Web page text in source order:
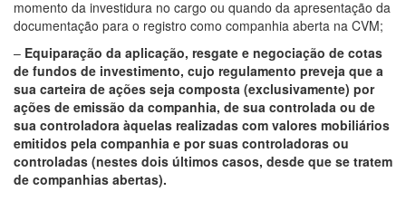
momento da investidura no cargo ou quando da apresentação da
documentação para o registro como companhia aberta na CVM;
– Equiparação da aplicação, resgate e negociação de cotas
de fundos de investimento, cujo regulamento preveja que a
sua carteira de ações seja composta (exclusivamente) por
ações de emissão da companhia, de sua controlada ou de
sua controladora àquelas realizadas com valores mobiliários
emitidos pela companhia e por suas controladoras ou
controladas (nestes dois últimos casos, desde que se tratem
de companhias abertas).